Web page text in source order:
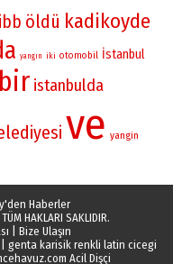
ibb öldü kadikoyde
yangın iki otomobil İstanbul
bir istanbulda
ve yangin
Haberler
HAKLARI SAKLIDIR.
Bize Ulaşın
|genta karisik renkli latin cicegi
Acil Dişçi